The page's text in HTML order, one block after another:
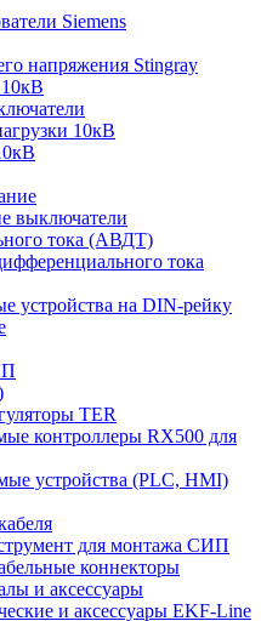
Siemens
напряжения Stingray
10кВ
выключатели
тока (АВДТ)
тока
устройства на DIN-рейку
TER
контроллеры RX500 для
устройства (PLC, HMI)
для монтажа СИП
коннекторы
и аксессуары
и аксессуары EKF-Line